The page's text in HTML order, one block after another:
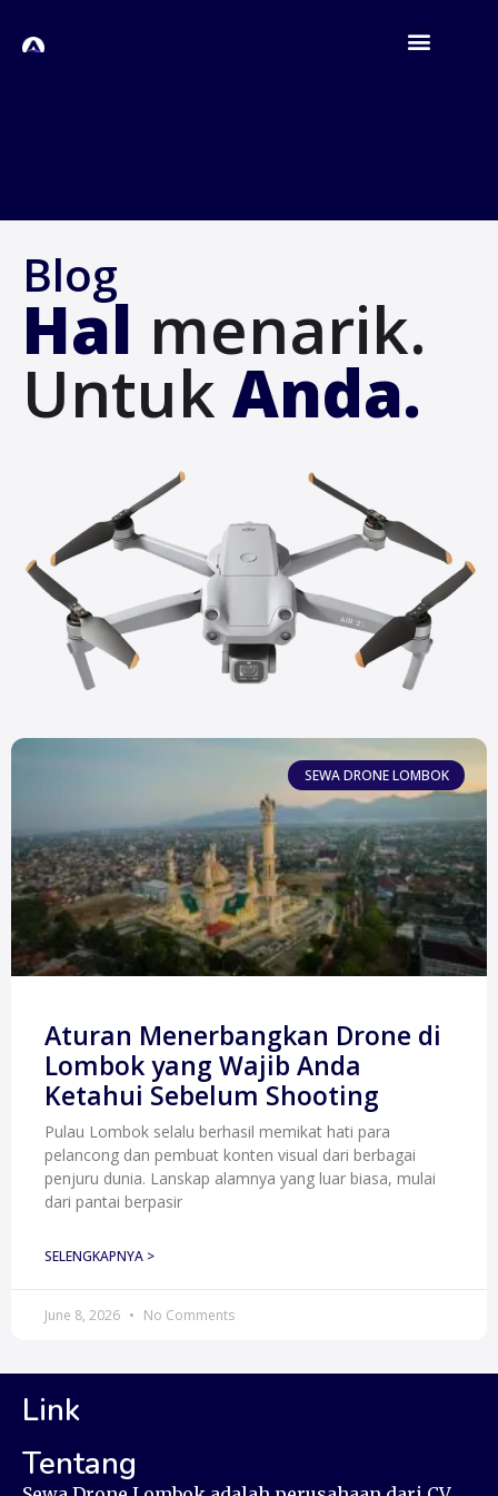
Blog
Hal menarik.
Untuk Anda.
SEWA DRONE LOMBOK
Aturan Menerbangkan Drone di
Lombok yang Wajib Anda
Ketahui Sebelum Shooting
Pulau Lombok selalu berhasil memikat hati para
pelancong dan pembuat konten visual dari berbagai
penjuru dunia. Lanskap alamnya yang luar biasa, mulai
dari pantai berpasir
SELENGKAPNYA >
June 8, 2026 No Comments
Link
Tentang